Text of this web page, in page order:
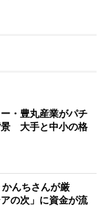
・豊丸産業がパチ
景 大手と中小の格
かんちさんが厳
の次」に資金が流